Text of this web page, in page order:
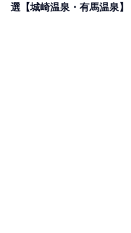
から湧き出る「美肌の
選【城崎温泉・有馬温泉】